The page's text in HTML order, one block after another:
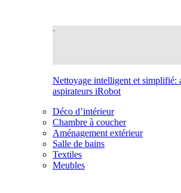
Nettoyage intelligent et simplifié:
aspirateurs iRobot
Déco d’intérieur
Chambre à coucher
Aménagement extérieur
Salle de bains
Textiles
Meubles